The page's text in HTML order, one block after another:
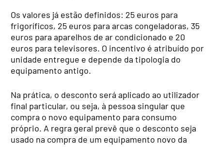
Os valores já estão definidos: 25 euros para
frigoríficos, 25 euros para arcas congeladoras, 35
euros para aparelhos de ar condicionado e 20
euros para televisores. O incentivo é atribuído por
unidade entregue e depende da tipologia do
equipamento antigo.
Na prática, o desconto será aplicado ao utilizador
final particular, ou seja, à pessoa singular que
compra o novo equipamento para consumo
próprio. A regra geral prevê que o desconto seja
usado na compra de um equipamento novo da